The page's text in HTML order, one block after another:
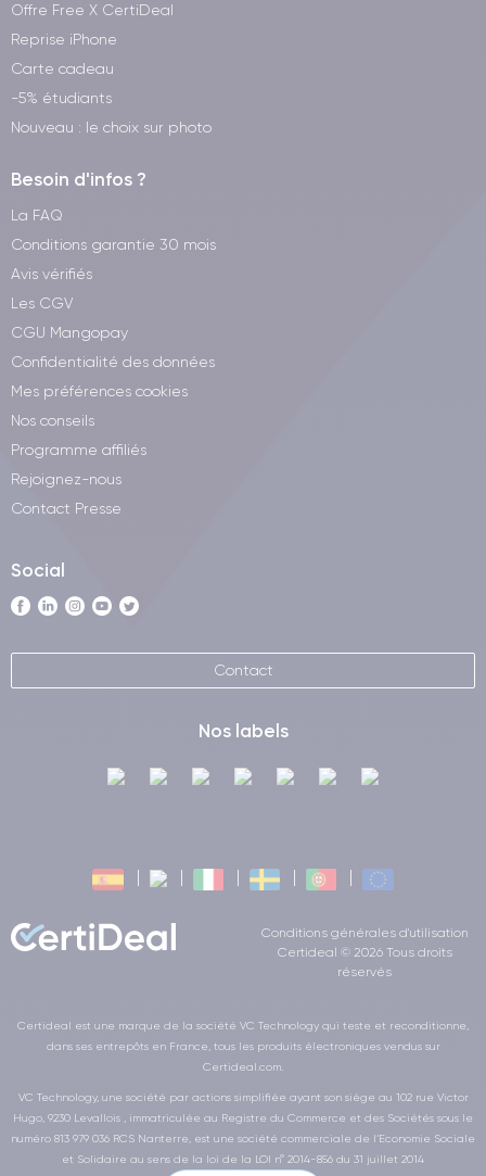
Offre Free X CertiDeal
Reprise iPhone
Carte cadeau
-5% étudiants
Nouveau : le choix sur photo
Besoin d'infos ?
La FAQ
Conditions garantie 30 mois
Avis vérifiés
Les CGV
CGU Mangopay
Confidentialité des données
Mes préférences cookies
Nos conseils
Programme affiliés
Rejoignez-nous
Contact Presse
Social
Contact
Nos labels
Conditions générales d'utilisation
Certideal © 2026 Tous droits
réservés
Certideal est une marque de la société VC Technology qui teste et reconditionne,
dans ses entrepôts en France, tous les produits électroniques vendus sur
Certideal.com.
VC Technology, une société par actions simplifiée ayant son siège au 102 rue Victor
Hugo, 9230 Levallois , immatriculée au Registre du Commerce et des Sociétés sous le
numéro 813 979 036 RCS Nanterre, est une société commerciale de l’Economie Sociale
et Solidaire au sens de la loi de la LOI n° 2014-856 du 31 juillet 2014